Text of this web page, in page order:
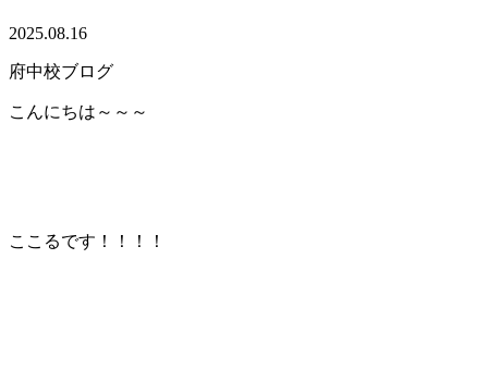
2025.08.16
府中校ブログ
こんにちは～～～
ここるです！！！！